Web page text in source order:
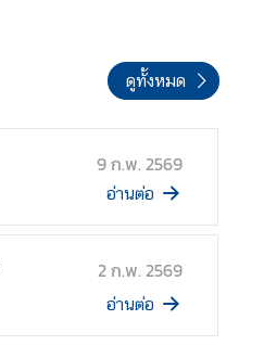
ดูทั้งหมด
9 ก.พ. 2569
อ่านต่อ
2 ก.พ. 2569
อ่านต่อ